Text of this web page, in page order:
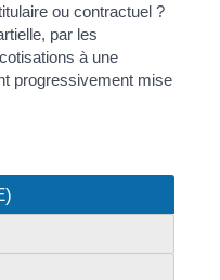
ou contractuel ?
par les
à une
progressivement mise